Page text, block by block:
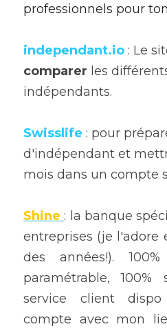
professionnels pour
independant.io
comparer les
indépendants.
Swisslife : pour
d'indépendant et
mois dans un compte
Shine : la banque
entreprises (je l'adore
des années!).
paramétrable, 100%
service client
compte avec mon